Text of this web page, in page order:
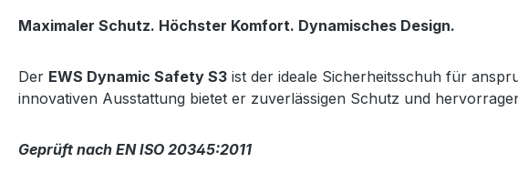
Maximaler Schutz. Höchster Komfort. Dynamisches Design.
Der EWS Dynamic Safety S3 ist der ideale Sicherheitsschuh für
innovativen Ausstattung bietet er zuverlässigen Schutz und
Geprüft nach EN ISO 20345:2011